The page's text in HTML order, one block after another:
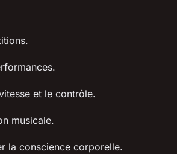
et le contrôle.
musicale.
la conscience corporelle.